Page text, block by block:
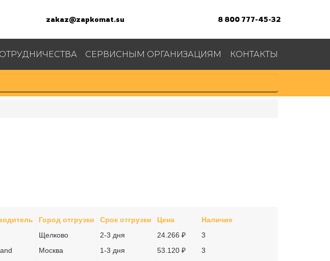
zakaz@zapkomat.su 8 800 777-45-32
СЕРВИСНЫМ ОРГАНИЗАЦИЯМ КОНТАКТЫ
Город отгрузки Срок отгрузки Цена
Наличие
Щелково 2-3 дня 24.266 ₽
3
Москва 1-3 дня 53.120 ₽
3